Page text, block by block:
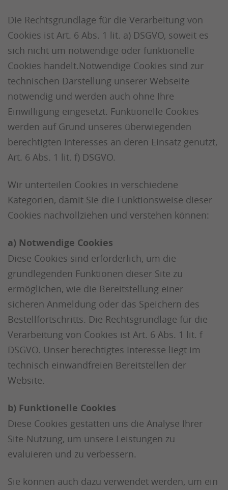
Die Rechtsgrundlage für die Verarbeitung von
Cookies ist Art. 6 Abs. 1 lit. a) DSGVO, soweit es
sich nicht um notwendige oder funktionelle
Cookies handelt.Notwendige Cookies sind zur
technischen Darstellung unserer Webseite
notwendig und werden auch ohne Ihre
Einwilligung eingesetzt. Funktionelle Cookies
werden auf Grund unseres überwiegenden
berechtigten Interesses an deren Einsatz genutzt,
Art. 6 Abs. 1 lit. f) DSGVO.
Wir unterteilen Cookies in verschiedene
Kategorien, damit Sie die Funktionsweise dieser
Cookies nachvollziehen und verstehen können:
a) Notwendige Cookies
Diese Cookies sind erforderlich, um die
grundlegenden Funktionen dieser Site zu
ermöglichen, wie die Bereitstellung einer
sicheren Anmeldung oder das Speichern des
Bestellfortschritts. Die Rechtsgrundlage für die
Verarbeitung von Cookies ist Art. 6 Abs. 1 lit. f
DSGVO. Unser berechtigtes Interesse liegt im
technisch einwandfreien Bereitstellen der
Website.
b) Funktionelle Cookies
Diese Cookies gestatten uns die Analyse Ihrer
Site-Nutzung, um unsere Leistungen zu
evaluieren und zu verbessern.
Sie können auch dazu verwendet werden, um ein